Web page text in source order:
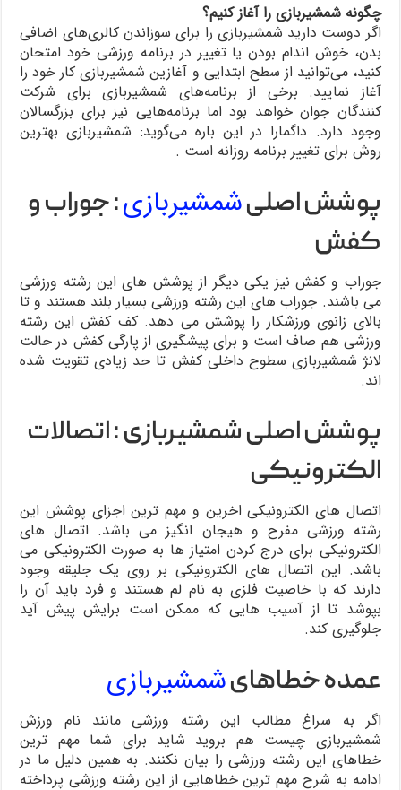
چگونه شمشیربازی را آغاز کنیم؟
اگر دوست دارید شمشیربازی را برای سوزاندن کالری‌های اضافی
بدن، خوش اندام بودن یا تغییر در برنامه ورزشی خود امتحان
کنید، می‌توانید از سطح ابتدایی و آغازین شمشیربازی کار خود را
آغاز نمایید. برخی از برنامه‌های شمشیربازی برای شرکت
کنندگان جوان خواهد بود اما برنامه‌هایی نیز برای بزرگسالان
وجود دارد. داگمارا در این باره می‌گوید: شمشیربازی بهترین
روش برای تغییر برنامه روزانه است .
پوشش اصلیشمشیربازی: جوراب و
کفش
جوراب و کفش نیز یکی دیگر از پوشش های این رشته ورزشی
می باشند. جوراب های این رشته ورزشی بسیار بلند هستند و تا
بالای زانوی ورزشکار را پوشش می دهد. کف کفش این رشته
ورزشی هم صاف است و برای پیشگیری از پارگی کفش در حالت
لانژ شمشیربازی سطوح داخلی کفش تا حد زیادی تقویت شده
اند.
پوشش اصلی شمشیربازی : اتصالات
الکترونیکی
اتصال های الکترونیکی اخرین و مهم ترین اجزای پوشش این
رشته ورزشی مفرح و هیجان انگیز می باشد. اتصال های
الکترونیکی برای درج کردن امتیاز ها به صورت الکترونیکی می
باشد. این اتصال های الکترونیکی بر روی یک جلیقه وجود
دارند که با خاصیت فلزی به نام لم هستند و فرد باید آن را
بپوشد تا از آسیب هایی که ممکن است برایش پیش آید
جلوگیری کند.
عمده خطاهایشمشیربازی
اگر به سراغ مطالب این رشته ورزشی مانند نام ورزش
شمشیربازی چیست هم بروید شاید برای شما مهم ترین
خطاهای این رشته ورزشی را بیان نکنند. به همین دلیل ما در
ادامه به شرح مهم ترین خطاهایی از این رشته ورزشی پرداخته